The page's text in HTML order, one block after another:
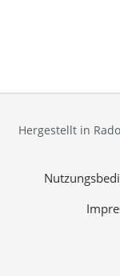
Hergestellt in